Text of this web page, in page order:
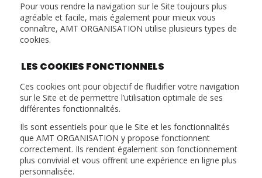
Pour vous rendre la navigation sur le Site toujours plus
agréable et facile, mais également pour mieux vous
connaître, AMT ORGANISATION utilise plusieurs types de
cookies.
LES COOKIES FONCTIONNELS
Ces cookies ont pour objectif de fluidifier votre navigation
sur le Site et de permettre l’utilisation optimale de ses
différentes fonctionnalités.
Ils sont essentiels pour que le Site et les fonctionnalités
que AMT ORGANISATION y propose fonctionnent
correctement. Ils rendent également son fonctionnement
plus convivial et vous offrent une expérience en ligne plus
personnalisée.